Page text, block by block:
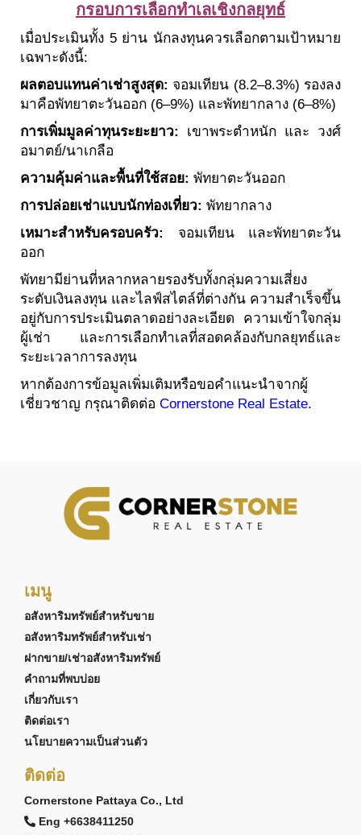
กรอบการเลือกทำเลเชิงกลยุทธ์
เมื่อประเมินทั้ง 5 ย่าน นักลงทุนควรเลือกตามเป้าหมาย
เฉพาะดังนี้:
ผลตอบแทนค่าเช่าสูงสุด: จอมเทียน (8.2–8.3%) รองลง
มาคือพัทยาตะวันออก (6–9%) และพัทยากลาง (6–8%)
การเพิ่มมูลค่าทุนระยะยาว: เขาพระตำหนัก และ วงศ์
อมาตย์/นาเกลือ
ความคุ้มค่าและพื้นที่ใช้สอย: พัทยาตะวันออก
การปล่อยเช่าแบบนักท่องเที่ยว: พัทยากลาง
เหมาะสำหรับครอบครัว: จอมเทียน และพัทยาตะวัน
ออก
พัทยามีย่านที่หลากหลายรองรับทั้งกลุ่มความเสี่ยง
ระดับเงินลงทุน และไลฟ์สไตล์ที่ต่างกัน ความสำเร็จขึ้น
อยู่กับการประเมินตลาดอย่างละเอียด ความเข้าใจกลุ่ม
ผู้เช่า และการเลือกทำเลที่สอดคล้องกับกลยุทธ์และ
ระยะเวลาการลงทุน
หากต้องการข้อมูลเพิ่มเติมหรือขอคำแนะนำจากผู้
เชี่ยวชาญ กรุณาติดต่อ Cornerstone Real Estate.
เมนู
อสังหาริมทรัพย์สำหรับขาย
อสังหาริมทรัพย์สำหรับเช่า
ฝากขาย/เช่าอสังหาริมทรัพย์
คำถามที่พบบ่อย
เกี่ยวกับเรา
ติดต่อเรา
นโยบายความเป็นส่วนตัว
ติดต่อ
Cornerstone Pattaya Co., Ltd
Eng +6638411250